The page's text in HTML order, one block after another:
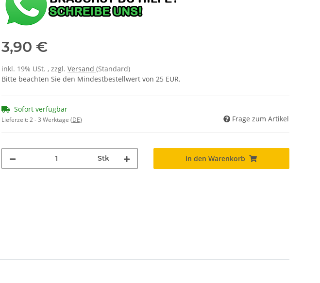
3,90 €
inkl. 19% USt. , zzgl. Versand (Standard)
Bitte beachten Sie den Mindestbestellwert von 25 EUR.
Sofort verfügbar
Lieferzeit:2 - 3 Werktage (DE) Frage zum Artikel
Stk In den Warenkorb